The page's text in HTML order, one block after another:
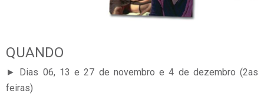
QUANDO
► Dias 06, 13 e 27 de novembro e 4 de dezembro (2as
feiras)